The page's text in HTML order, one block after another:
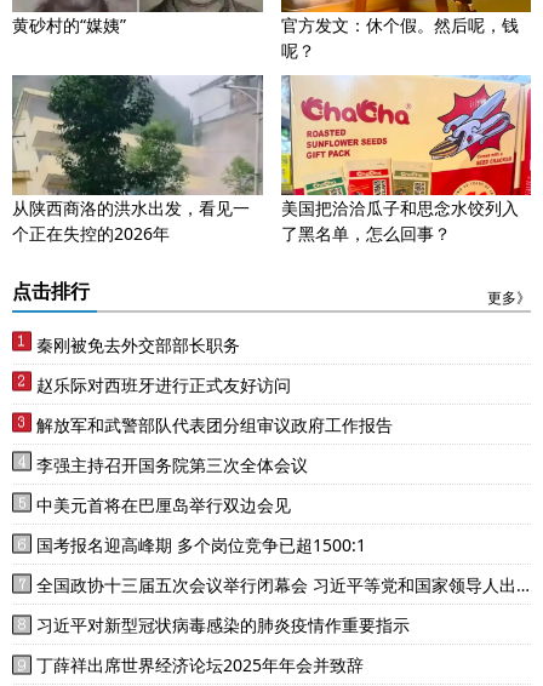
黄砂村的“媒姨”
官方发文：休个假。然后呢，钱
呢？
从陕西商洛的洪水出发，看见一
个正在失控的2026年
美国把洽洽瓜子和思念水饺列入
了黑名单，怎么回事？
点击排行 更多》
秦刚被免去外交部部长职务
赵乐际对西班牙进行正式友好访问
解放军和武警部队代表团分组审议政府工作报告
李强主持召开国务院第三次全体会议
中美元首将在巴厘岛举行双边会见
国考报名迎高峰期 多个岗位竞争已超1500:1
全国政协十三届五次会议举行闭幕会 习近平等党和国家领导人出
席
习近平对新型冠状病毒感染的肺炎疫情作重要指示
丁薛祥出席世界经济论坛2025年年会并致辞